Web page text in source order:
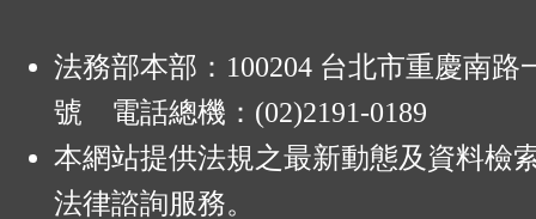
法務部本部：100204 台北市重慶南路
號 電話總機：(02)2191-0189
本網站提供法規之最新動態及資料檢
法律諮詢服務。